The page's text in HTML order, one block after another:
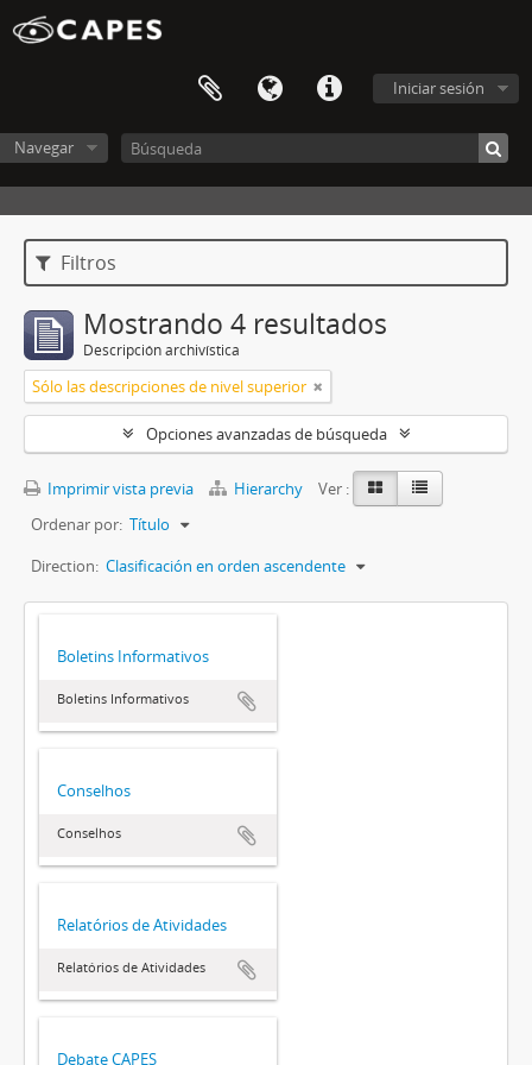
Iniciar sesión
Navegar
Filtros
Mostrando 4 resultados
Descripción archivística
Sólo las descripciones de nivel superior
Opciones avanzadas de búsqueda
Imprimir vista previa Hierarchy
Ver :
Ordenar por: Título
Direction: Clasificación en orden ascendente
Boletins Informativos
Boletins Informativos
Conselhos
Conselhos
Relatórios de Atividades
Relatórios de Atividades
Debate CAPES